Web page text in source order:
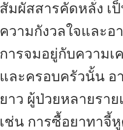
สัมผัสสารคัดหลั่ง เ
ความกังวลใจและอ
การจมอยู่กับความ
และครอบครัวนั้น อ
ยาว ผู้ป่วยหลายรา
เช่น การซื้อยาทาจี้